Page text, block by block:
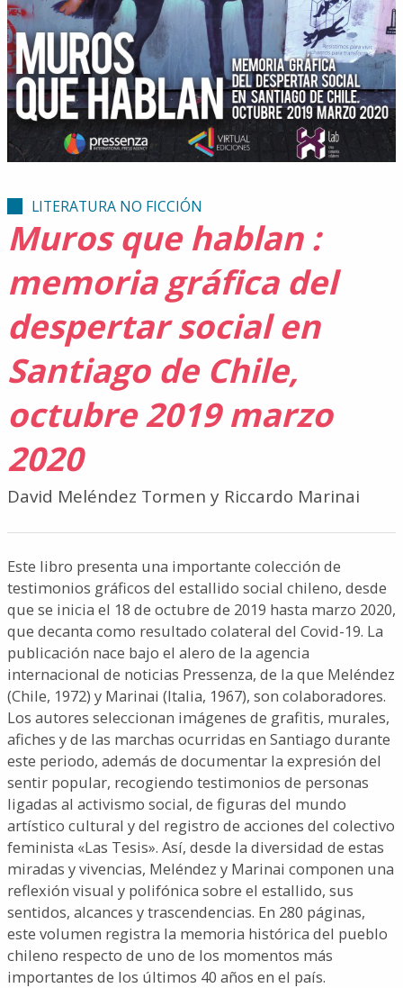
LITERATURA NO FICCIÓN
Muros que hablan :
memoria gráfica del
despertar social en
Santiago de Chile,
octubre 2019 marzo
2020
David Meléndez Tormen y Riccardo Marinai
Este libro presenta una importante colección de
testimonios gráficos del estallido social chileno, desde
que se inicia el 18 de octubre de 2019 hasta marzo 2020,
que decanta como resultado colateral del Covid-19. La
publicación nace bajo el alero de la agencia
internacional de noticias Pressenza, de la que Meléndez
(Chile, 1972) y Marinai (Italia, 1967), son colaboradores.
Los autores seleccionan imágenes de grafitis, murales,
afiches y de las marchas ocurridas en Santiago durante
este periodo, además de documentar la expresión del
sentir popular, recogiendo testimonios de personas
ligadas al activismo social, de figuras del mundo
artístico cultural y del registro de acciones del colectivo
feminista «Las Tesis». Así, desde la diversidad de estas
miradas y vivencias, Meléndez y Marinai componen una
reflexión visual y polifónica sobre el estallido, sus
sentidos, alcances y trascendencias. En 280 páginas,
este volumen registra la memoria histórica del pueblo
chileno respecto de uno de los momentos más
importantes de los últimos 40 años en el país.